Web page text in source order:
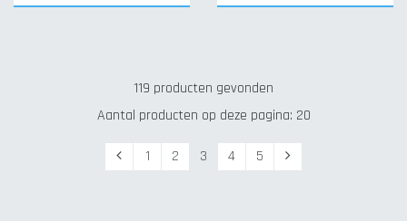
119 producten gevonden
Aantal producten op deze pagina: 20
Vorige1 2 3 4 5 Volgende